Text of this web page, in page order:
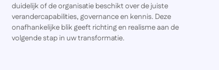
duidelijk of de organisatie beschikt over de juiste
verandercapabilities, governance en kennis. Deze
onafhankelijke blik geeft richting en realisme aan de
volgende stap in uw transformatie.